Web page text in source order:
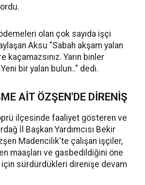
olan çok sayıda işçi
Aksu "Sabah akşam yalan
kaçamazsınız. Yarın binler
Yeni bir yalan bulun.." dedi.
AİT ÖZŞEN'DE DİRENİŞ
ilçesinde faaliyet gösteren ve
İl Başkan Yardımcısı Bekir
Madencilik'te çalışan işçiler,
maaşları ve gasbedildiğini öne
için sürdürdükleri direnişe devam